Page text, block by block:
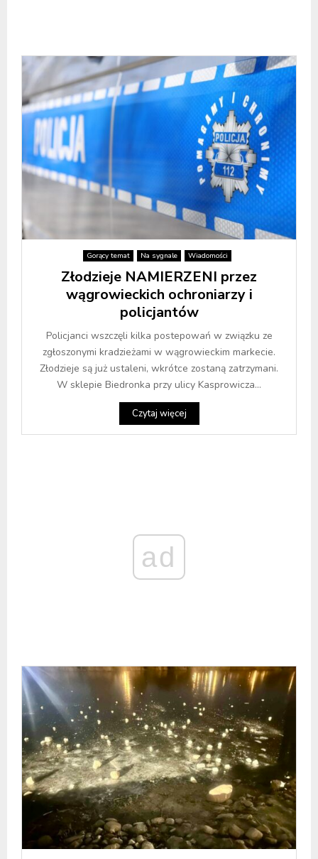
Gorący temat Na sygnale Wiadomości
Złodzieje NAMIERZENI przez
wągrowieckich ochroniarzy i
policjantów
Policjanci wszczęli kilka postepowań w związku ze
zgłoszonymi kradzieżami w wągrowieckim markecie.
Złodzieje są już ustaleni, wkrótce zostaną zatrzymani.
W sklepie Biedronka przy ulicy Kasprowicza...
Czytaj więcej
ad